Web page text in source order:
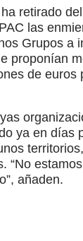
retirado
las
Grupos a
proponían
de euros
ya en días
“No
añaden.